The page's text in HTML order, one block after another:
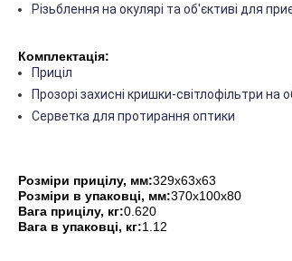
Різьблення на окулярі та об'єктиві для
Комплектація:
Приціл
Прозорі захисні кришки-світлофільтри на
Серветка для протирання оптики
Розміри прицілу, мм:329х63х63
Розміри в упаковці, мм:370х100х80
Вага прицілу, кг:0.620
Вага в упаковці, кг:1.12